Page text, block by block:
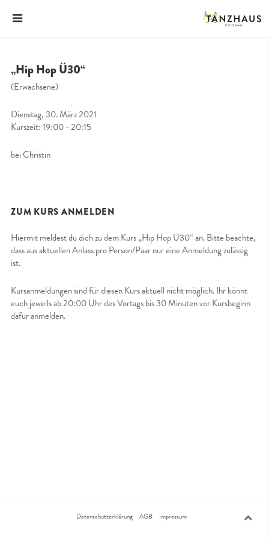
„Hip Hop Ü30“
(Erwachsene)
Dienstag, 30. März 2021
Kurszeit: 19:00 - 20:15
bei Christin
ZUM KURS ANMELDEN
Hiermit meldest du dich zu dem Kurs „Hip Hop Ü30“ an. Bitte beachte,
dass aus aktuellen Anlass pro Person/Paar nur eine Anmeldung zulässig
ist.
Kursanmeldungen sind für diesen Kurs aktuell nicht möglich. Ihr könnt
euch jeweils ab 20:00 Uhr des Vortags bis 30 Minuten vor Kursbeginn
dafür anmelden.
Datenschutzerklärung AGB Impressum